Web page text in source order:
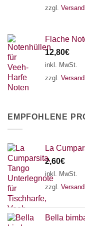
zzgl.
Flache
12,80€
inkl. MwSt.
zzgl.
EMPFOHLENE
La
2,60€
inkl. MwSt.
zzgl.
Bella